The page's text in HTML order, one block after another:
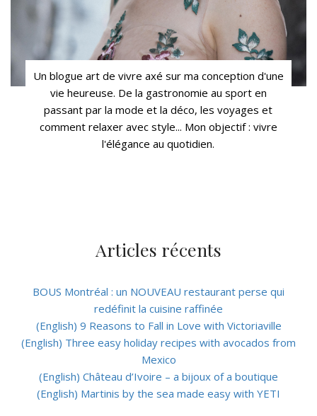
Un blogue art de vivre axé sur ma conception d'une
vie heureuse. De la gastronomie au sport en
passant par la mode et la déco, les voyages et
comment relaxer avec style... Mon objectif : vivre
l'élégance au quotidien.
Articles récents
BOUS Montréal : un NOUVEAU restaurant perse qui
redéfinit la cuisine raffinée
(English) 9 Reasons to Fall in Love with Victoriaville
(English) Three easy holiday recipes with avocados from
Mexico
(English) Château d’Ivoire – a bijoux of a boutique
(English) Martinis by the sea made easy with YETI